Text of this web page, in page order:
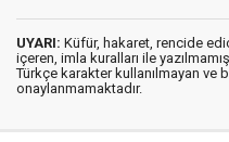
UYARI: Küfür, hakaret, rencide
içeren, imla kuralları ile yazılmamış,
Türkçe karakter kullanılmayan ve
onaylanmamaktadır.